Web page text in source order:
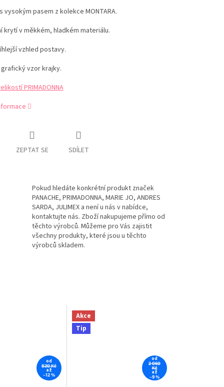
vysokým pasem z kolekce MONTARA.
krytí v měkkém, hladkém materiálu.
vzhled postavy.
vzor krajky.
PRIMADONNA
ZEPTAT SE SDÍLET
Pokud hledáte konkrétní produkt značek
PANACHE, PRIMADONNA, MARIE JO, ANDRES
SARDA, JULIMEX a není u nás v nabídce,
kontaktujte nás. Zboží nakupujeme přímo od
těchto výrobců. Můžeme pro Vás zajistit
všechny produkty, které jsou u těchto
výrobců skladem.
od
820 Kč
až
–12 %
Akce
Tip
od
2 060
Kč
až
–9 %